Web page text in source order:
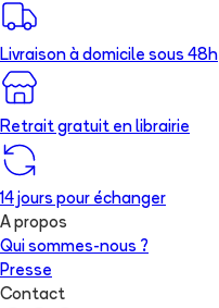
Livraison à domicile sous 48h
Retrait gratuit en librairie
14 jours pour échanger
A propos
Qui sommes-nous ?
Presse
Contact